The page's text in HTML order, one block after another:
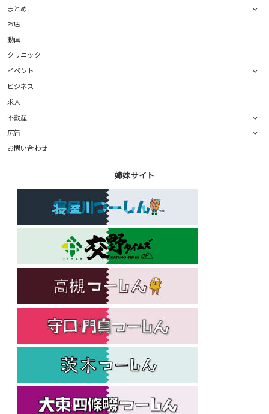
まとめ
お店
動画
クリニック
イベント
ビジネス
求人
不動産
広告
お問い合わせ
姉妹サイト